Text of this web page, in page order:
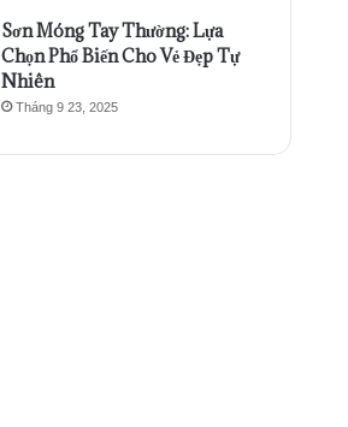
Sơn Móng Tay Thường: Lựa
Chọn Phổ Biến Cho Vẻ Đẹp Tự
Nhiên
Tháng 9 23, 2025